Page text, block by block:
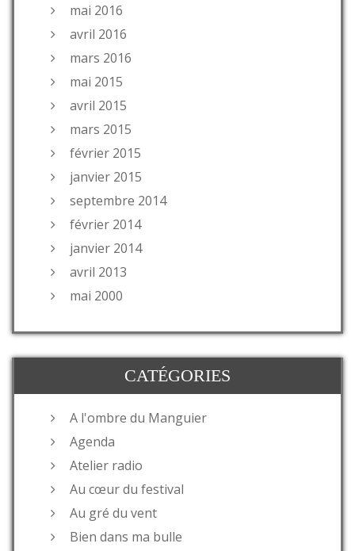
mai 2016
avril 2016
mars 2016
mai 2015
avril 2015
mars 2015
février 2015
janvier 2015
septembre 2014
février 2014
janvier 2014
avril 2013
mai 2000
CATÉGORIES
A l'ombre du Manguier
Agenda
Atelier radio
Au cœur du festival
Au gré du vent
Bien dans ma bulle